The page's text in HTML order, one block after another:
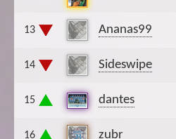
13 Ananas99
14 Sideswipe
15 dantes
16 zubr